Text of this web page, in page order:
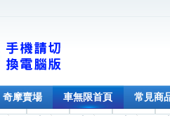
奇摩賣場 車無限首頁 常見商